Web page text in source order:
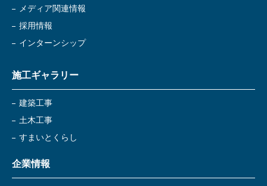
メディア関連情報
採用情報
インターンシップ
施工ギャラリー
建築工事
土木工事
すまいとくらし
企業情報